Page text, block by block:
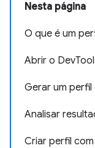
Nesta página
O que é um
Abrir o
Gerar um perfil
Analisar
Criar perfil